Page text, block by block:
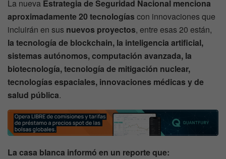
La nueva Estrategia de Seguridad Nacional menciona
aproximadamente 20 tecnologías con innovaciones que
incluirán en sus nuevos proyectos, entre esas 20 están,
la tecnología de blockchain, la inteligencia artificial,
sistemas autónomos, computación avanzada, la
biotecnología, tecnología de mitigación nuclear,
tecnologías espaciales, innovaciones médicas y de
salud pública.
La casa blanca informó en un reporte que: